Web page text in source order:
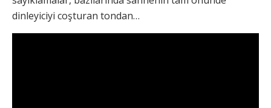
dinleyiciyi coşturan tondan…